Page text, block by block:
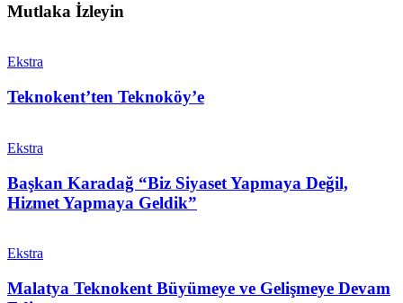
Mutlaka İzleyin
Ekstra
Teknokent’ten Teknoköy’e
Ekstra
Başkan Karadağ “Biz Siyaset Yapmaya Değil,
Hizmet Yapmaya Geldik”
Ekstra
Malatya Teknokent Büyümeye ve Gelişmeye Devam